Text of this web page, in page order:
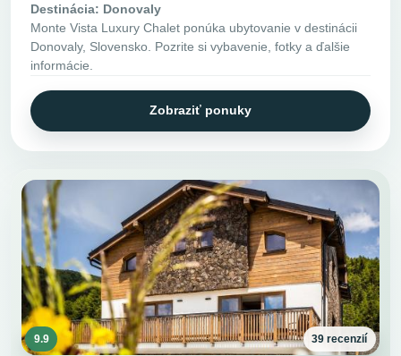
Destinácia: Donovaly
Monte Vista Luxury Chalet ponúka ubytovanie v destinácii
Donovaly, Slovensko. Pozrite si vybavenie, fotky a ďalšie
informácie.
Zobraziť ponuky
9.9 39 recenzií